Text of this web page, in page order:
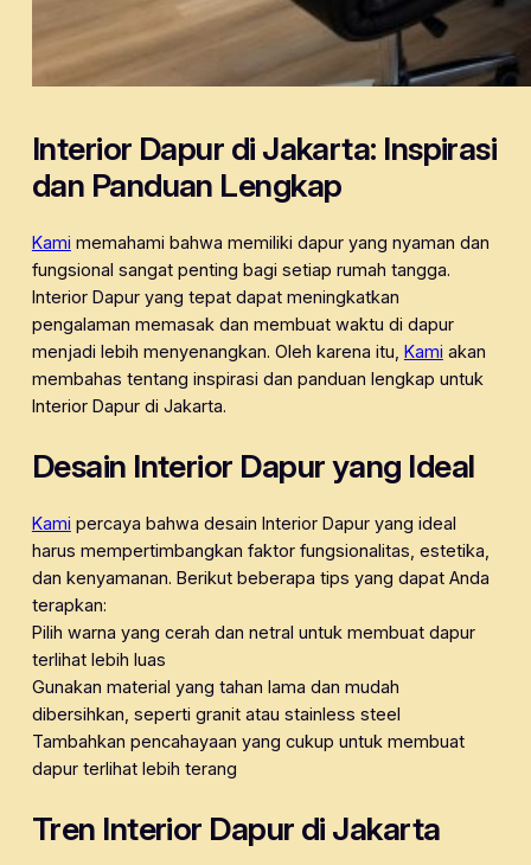
Interior Dapur di Jakarta: Inspirasi
dan Panduan Lengkap
Kami memahami bahwa memiliki dapur yang nyaman dan
fungsional sangat penting bagi setiap rumah tangga.
Interior Dapur yang tepat dapat meningkatkan
pengalaman memasak dan membuat waktu di dapur
menjadi lebih menyenangkan. Oleh karena itu, Kami akan
membahas tentang inspirasi dan panduan lengkap untuk
Interior Dapur di Jakarta.
Desain Interior Dapur yang Ideal
Kami percaya bahwa desain Interior Dapur yang ideal
harus mempertimbangkan faktor fungsionalitas, estetika,
dan kenyamanan. Berikut beberapa tips yang dapat Anda
terapkan:
Pilih warna yang cerah dan netral untuk membuat dapur
terlihat lebih luas
Gunakan material yang tahan lama dan mudah
dibersihkan, seperti granit atau stainless steel
Tambahkan pencahayaan yang cukup untuk membuat
dapur terlihat lebih terang
Tren Interior Dapur di Jakarta